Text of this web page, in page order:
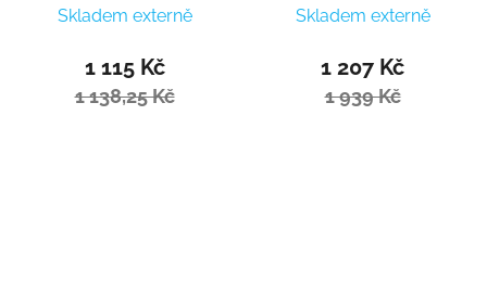
Skladem externě
1 115 Kč
1 138,25 Kč
Skladem externě
1 207 Kč
1 939 Kč